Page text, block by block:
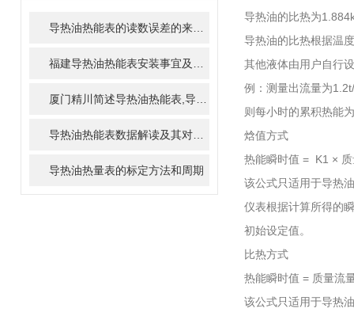
导热油热量表的标定方法和周期
导热油的比热为
导热油的比热根据温
其他液体由用户自行
例：测量出流量为
则每小时的累积热能
焓值方式
热能瞬时值 = K1 ×
该公式只适用于导热
仪表根据计算所得的
初始设定值。
比热方式
热能瞬时值 = 质量流
该公式只适用于导热